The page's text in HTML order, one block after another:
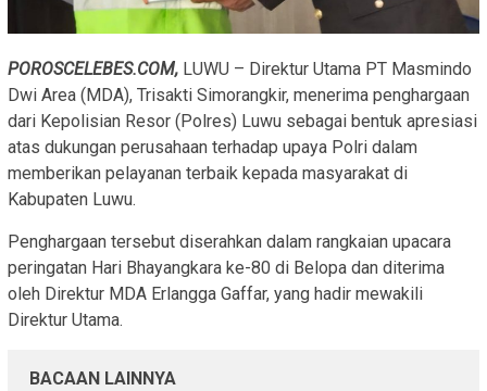
POROSCELEBES.COM, LUWU – Direktur Utama PT Masmindo
Dwi Area (MDA), Trisakti Simorangkir, menerima penghargaan
dari Kepolisian Resor (Polres) Luwu sebagai bentuk apresiasi
atas dukungan perusahaan terhadap upaya Polri dalam
memberikan pelayanan terbaik kepada masyarakat di
Kabupaten Luwu.
Penghargaan tersebut diserahkan dalam rangkaian upacara
peringatan Hari Bhayangkara ke-80 di Belopa dan diterima
oleh Direktur MDA Erlangga Gaffar, yang hadir mewakili
Direktur Utama.
BACAAN LAINNYA